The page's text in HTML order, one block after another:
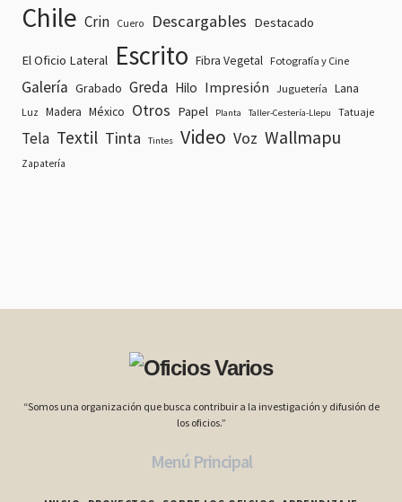
Chile Crin Cuero Descargables Destacado
El Oficio Lateral Escrito Fibra Vegetal Fotografía y Cine
Galería Grabado Greda Hilo Impresión Juguetería Lana
Luz Madera México Otros Papel Planta Taller-Cestería-Llepu Tatuaje
Tela Textil Tinta Tintes Video Voz Wallmapu
Zapatería
“Somos una organización que busca contribuir a la investigación y difusión de
los oficios.”
Menú Principal